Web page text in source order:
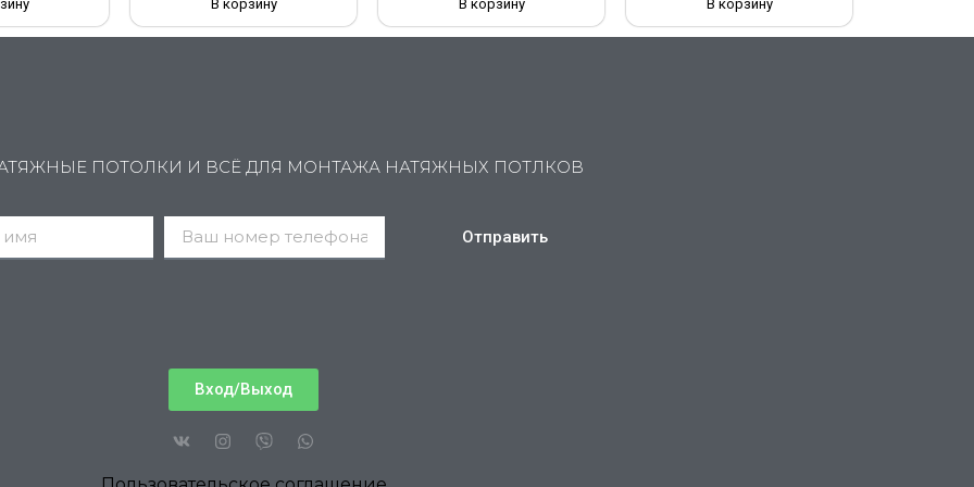
В корзину В корзину В корзину
ПОТОЛКИ И ВСЁ ДЛЯ МОНТАЖА НАТЯЖНЫХ ПОТЛКОВ
Отправить
Вход/Выход